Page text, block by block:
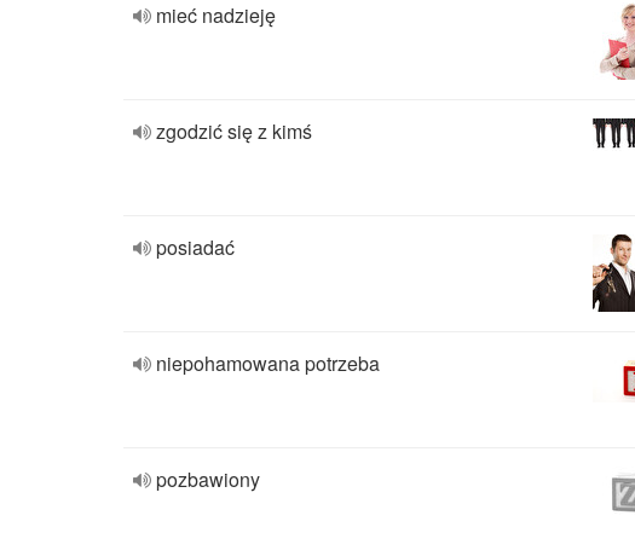
mieć nadzieję
zgodzić się z kimś
posiadać
niepohamowana potrzeba
pozbawiony